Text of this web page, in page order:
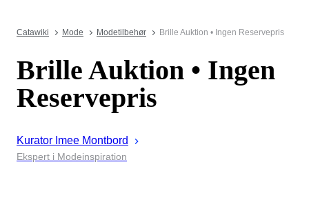
Catawiki Mode Modetilbehør Brille Auktion • Ingen Reservepris
Brille Auktion • Ingen
Reservepris
Kurator Imee Montbord
Ekspert i Modeinspiration